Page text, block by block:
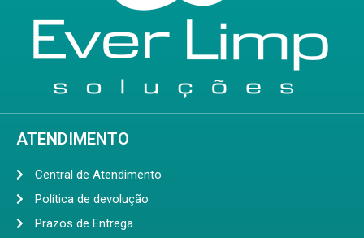
ATENDIMENTO
Central de Atendimento
Política de devolução
Prazos de Entrega